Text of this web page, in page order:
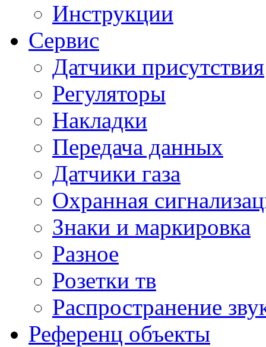
Инструкции
Сервис
Датчики присутствия
Регуляторы
Накладки
Передача данных
Датчики газа
Охранная
Знаки и маркировка
Разное
Розетки тв
Распространение
Референц объекты